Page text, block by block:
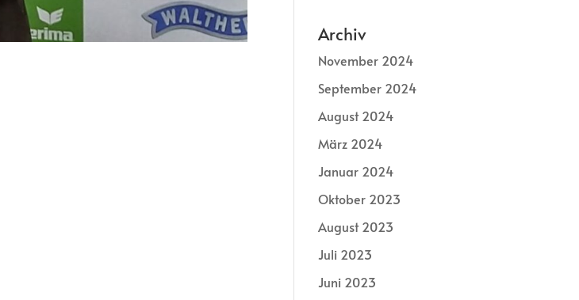
Archiv
November 2024
September 2024
August 2024
März 2024
Januar 2024
Oktober 2023
August 2023
Juli 2023
Juni 2023